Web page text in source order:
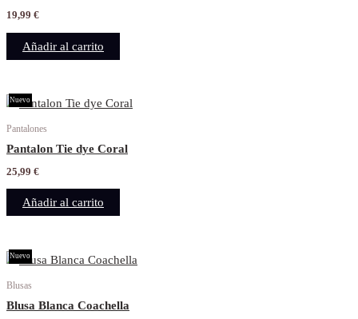
19,99 €
Añadir al carrito
Nuevo
Pantalones
Pantalon Tie dye Coral
25,99 €
Añadir al carrito
Nuevo
Blusas
Blusa Blanca Coachella